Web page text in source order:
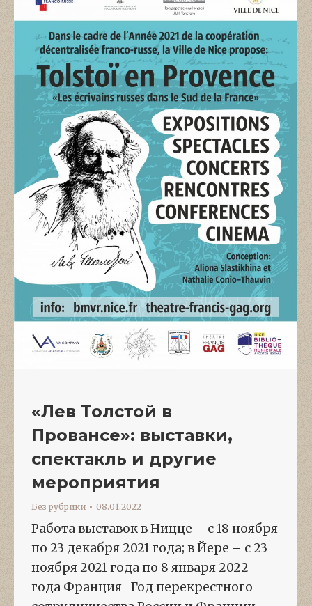
«Лев Толстой в
Провансе»: выставки,
спектакль и другие
мероприятия
Без рубрики 08.01.2022
Работа выставок в Ницце – с 18 ноября
по 23 декабря 2021 года; в Йере – с 23
ноября 2021 года по 8 января 2022
года Франция Год перекрестного